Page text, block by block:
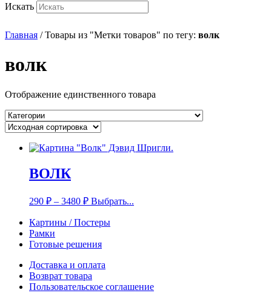
Искать
Главная /Товары из "Метки товаров" по тегу: волк
волк
Отображение единственного товара
ВОЛК
290 ₽ – 3480 ₽ Выбрать...
Картины / Постеры
Рамки
Готовые решения
Доставка и оплата
Возврат товара
Пользовательское соглашение